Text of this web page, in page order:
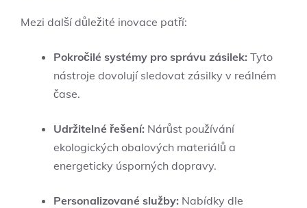
Mezi další důležité inovace patří:
Pokročilé systémy pro správu zásilek: Tyto
nástroje dovolují sledovat zásilky v reálném
čase.
Udržitelné řešení: Nárůst používání
ekologických obalových materiálů a
energeticky úsporných dopravy.
Personalizované služby: Nabídky dle